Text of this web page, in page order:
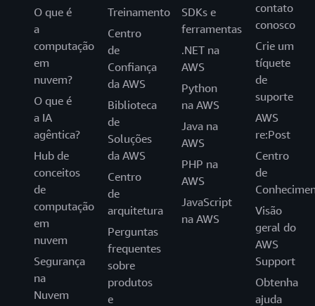
O que é
a
computação
em
nuvem?
O que é
a IA
agêntica?
Hub de
conceitos
de
computação
em
nuvem
Segurança
na
Nuvem
Treinamento
Centro
de
Confiança
da AWS
Biblioteca
de
Soluções
da AWS
Centro
de
arquitetura
Perguntas
frequentes
sobre
produtos
e
SDKs e
ferramentas
.NET na
AWS
Python
na AWS
Java na
AWS
PHP na
AWS
JavaScript
na AWS
contato
conosco
Crie um
tíquete
de
suporte
AWS
re:Post
Centro
de
Visão
geral do
AWS
Support
Obtenha
ajuda